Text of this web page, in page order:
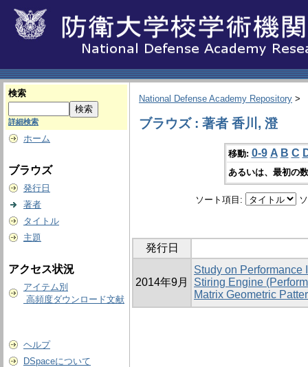
検索
詳細検索
ホーム
ブラウズ
発行日
著者
タイトル
主題
アクセス状況
アイテム別
高頻度ダウンロード文献
ヘルプ
DSpaceについて
National Defense Academy Repository >
ブラウズ : 著者 香川, 澄
移動: 0-9 A B C
あるいは、最初の
ソート項目:
発行日
2014年9月
Study on Performance
Stiring Engine
Matrix Geometric